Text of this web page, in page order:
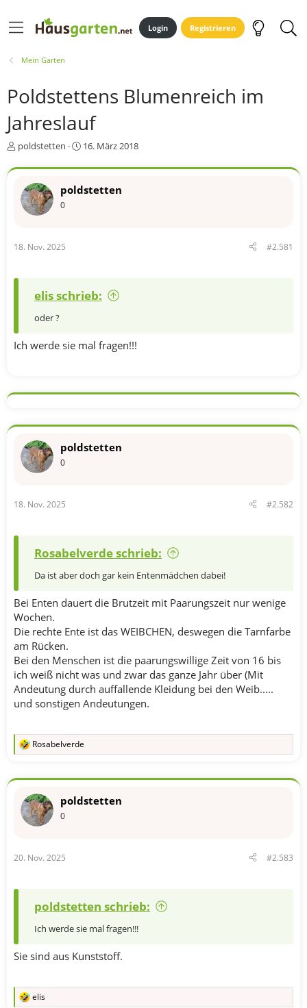
Login Registrieren
Mein Garten
Poldstettens Blumenreich im
Jahreslauf
E
s
e
r
poldstetten
E
s
e
16. März 2018
poldstetten
0
18. Nov. 2025 #2.581
elis schrieb:
oder ?
Ich werde sie mal fragen!!!
poldstetten
0
18. Nov. 2025 #2.582
Rosabelverde schrieb:
Da ist aber doch gar kein Entenmädchen dabei!
Bei Enten dauert die Brutzeit mit Paarungszeit nur wenige
Wochen.
Die rechte Ente ist das WEIBCHEN, deswegen die Tarnfarbe
am Rücken.
Bei den Menschen ist die paarungswillige Zeit von 16 bis
ich weiß nicht was und zwar das ganze Jahr über (Mit
Andeutung durch auffallende Kleidung bei den Weib.....
und sonstigen Andeutungen.
R
k
o
:
Rosabelverde
poldstetten
0
20. Nov. 2025 #2.583
poldstetten schrieb:
Ich werde sie mal fragen!!!
Sie sind aus Kunststoff.
R
elis